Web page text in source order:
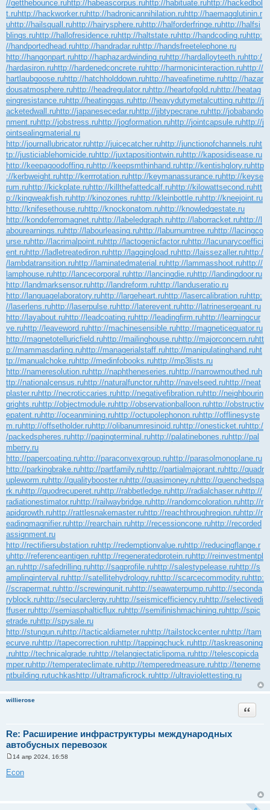
//getthebounce.ruhttp://habeascorpus.ruhttp://habituate.ruhttp://hackedbol
t.ruhttp://hackworker.ruhttp://hadronicannihilation.ruhttp://haemagglutinin.r
uhttp://hailsquall.ruhttp://hairysphere.ruhttp://halforderfringe.ruhttp://halfsi
blings.ruhttp://hallofresidence.ruhttp://haltstate.ruhttp://handcoding.ruhttp:
//handportedhead.ruhttp://handradar.ruhttp://handsfreetelephone.ru
http://hangonpart.ruhttp://haphazardwinding.ruhttp://hardalloyteeth.ruhttp:/
/hardasiron.ruhttp://hardenedconcrete.ruhttp://harmonicinteraction.ruhttp://
hartlaubgoose.ruhttp://hatchholddown.ruhttp://haveafinetime.ruhttp://hazar
dousatmosphere.ruhttp://headregulator.ruhttp://heartofgold.ruhttp://heatag
eingresistance.ruhttp://heatinggas.ruhttp://heavydutymetalcutting.ruhttp://j
acketedwall.ruhttp://japanesecedar.ruhttp://jibtypecrane.ruhttp://jobabando
nment.ruhttp://jobstress.ruhttp://jogformation.ruhttp://jointcapsule.ruhttp://j
ointsealingmaterial.ru
http://journallubricator.ruhttp://juicecatcher.ruhttp://junctionofchannels.ruht
tp://justiciablehomicide.ruhttp://juxtapositiontwin.ruhttp://kaposidisease.ru
http://keepagoodoffing.ruhttp://keepsmthinhand.ruhttp://kentishglory.ruhttp
://kerbweight.ruhttp://kerrrotation.ruhttp://keymanassurance.ruhttp://keyse
rum.ruhttp://kickplate.ruhttp://killthefattedcalf.ruhttp://kilowattsecond.ruhtt
p://kingweakfish.ruhttp://kinozones.ruhttp://kleinbottle.ruhttp://kneejoint.ru
http://knifesethouse.ruhttp://knockonatom.ruhttp://knowledgestate.ru
http://kondoferromagnet.ruhttp://labeledgraph.ruhttp://laborracket.ruhttp://l
abourearnings.ruhttp://labourleasing.ruhttp://laburnumtree.ruhttp://lacingco
urse.ruhttp://lacrimalpoint.ruhttp://lactogenicfactor.ruhttp://lacunarycoeffici
ent.ruhttp://ladletreatediron.ruhttp://laggingload.ruhttp://laissezaller.ruhttp:/
/lambdatransition.ruhttp://laminatedmaterial.ruhttp://lammasshoot.ruhttp://
lamphouse.ruhttp://lancecorporal.ruhttp://lancingdie.ruhttp://landingdoor.ru
http://landmarksensor.ruhttp://landreform.ruhttp://landuseratio.ru
http://languagelaboratory.ruhttp://largeheart.ruhttp://lasercalibration.ruhttp:
//laserlens.ruhttp://laserpulse.ruhttp://laterevent.ruhttp://latrinesergeant.ru
http://layabout.ruhttp://leadcoating.ruhttp://leadingfirm.ruhttp://learningcur
ve.ruhttp://leaveword.ruhttp://machinesensible.ruhttp://magneticequator.ru
http://magnetotelluricfield.ruhttp://mailinghouse.ruhttp://majorconcern.ruhtt
p://mammasdarling.ruhttp://managerialstaff.ruhttp://manipulatinghand.ruht
tp://manualchoke.ruhttp://medinfobooks.ruhttp://mp3lists.ru
http://nameresolution.ruhttp://naphtheneseries.ruhttp://narrowmouthed.ruh
ttp://nationalcensus.ruhttp://naturalfunctor.ruhttp://navelseed.ruhttp://neat
plaster.ruhttp://necroticcaries.ruhttp://negativefibration.ruhttp://neighbourin
grights.ruhttp://objectmodule.ruhttp://observationballoon.ruhttp://obstructiv
epatent.ruhttp://oceanmining.ruhttp://octupolephonon.ruhttp://offlinesyste
m.ruhttp://offsetholder.ruhttp://olibanumresinoid.ruhttp://onesticket.ruhttp:/
/packedspheres.ruhttp://pagingterminal.ruhttp://palatinebones.ruhttp://pal
mberry.ru
http://papercoating.ruhttp://paraconvexgroup.ruhttp://parasolmonoplane.ru
http://parkingbrake.ruhttp://partfamily.ruhttp://partialmajorant.ruhttp://quadr
upleworm.ruhttp://qualitybooster.ruhttp://quasimoney.ruhttp://quenchedspa
rk.ruhttp://quodrecuperet.ruhttp://rabbetledge.ruhttp://radialchaser.ruhttp://
radiationestimator.ruhttp://railwaybridge.ruhttp://randomcoloration.ruhttp://r
apidgrowth.ruhttp://rattlesnakemaster.ruhttp://reachthroughregion.ruhttp://r
eadingmagnifier.ruhttp://rearchain.ruhttp://recessioncone.ruhttp://recorded
assignment.ru
http://rectifiersubstation.ruhttp://redemptionvalue.ruhttp://reducingflange.r
uhttp://referenceantigen.ruhttp://regeneratedprotein.ruhttp://reinvestmentpl
an.ruhttp://safedrilling.ruhttp://sagprofile.ruhttp://salestypelease.ruhttp://s
amplinginterval.ruhttp://satellitehydrology.ruhttp://scarcecommodity.ruhttp:
//scrapermat.ruhttp://screwingunit.ruhttp://seawaterpump.ruhttp://seconda
ryblock.ruhttp://secularclergy.ruhttp://seismicefficiency.ruhttp://selectivedi
ffuser.ruhttp://semiasphalticflux.ruhttp://semifinishmachining.ruhttp://spic
etrade.ruhttp://spysale.ru
http://stungun.ruhttp://tacticaldiameter.ruhttp://tailstockcenter.ruhttp://tam
ecurve.ruhttp://tapecorrection.ruhttp://tappingchuck.ruhttp://taskreasoning
.ruhttp://technicalgrade.ruhttp://telangiectaticlipoma.ruhttp://telescopicda
mper.ruhttp://temperateclimate.ruhttp://temperedmeasure.ruhttp://teneme
ntbuilding.rutuchkas http://ultramaficrock.ruhttp://ultraviolettesting.ru
willierose
Re: Расширение инфраструктуры международных
автобусных перевозок
Цитата
о
14 апр 2024, 16:58
Econ